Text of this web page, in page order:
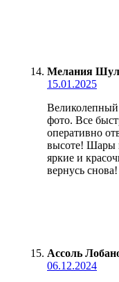
Мелания
15.01.2025
Великолепный
фото. Все
оперативно
высоте! Шары
яркие и
вернусь снова!
Ассоль
06.12.2024